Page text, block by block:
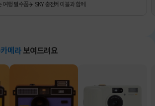
여행 필수품✈️ SKY 충전케이블과 함께
메라 보여드려요